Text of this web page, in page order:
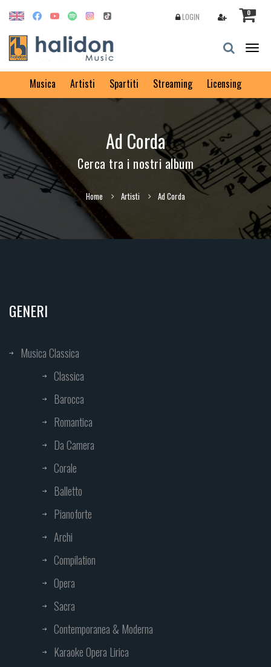
0
LOGIN
Musica Artisti Spartiti Streaming Licensing
Ad Corda
Cerca tra i nostri album
Home Artisti Ad Corda
GENERI
Musica Classica
Classica
Barocca
Romantica
Da Camera
Corale
Balletto
Pianoforte
Archi
Compilation
Opera
Sacra
Contemporanea & Moderna
Karaoke Opera Lirica